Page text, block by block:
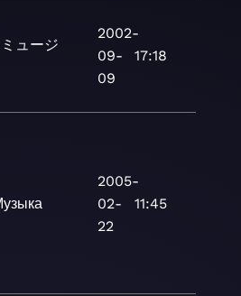
ミュージ
2002-
09-
09
17:18
2005-
02-
22
11:45